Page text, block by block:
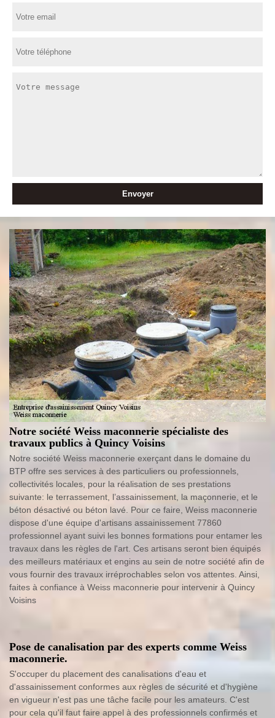
Notre société Weiss maconnerie spécialiste des
travaux publics à Quincy Voisins
Notre société Weiss maconnerie exerçant dans le domaine du
BTP offre ses services à des particuliers ou professionnels,
collectivités locales, pour la réalisation de ses prestations
suivante: le terrassement, l’assainissement, la maçonnerie, et le
béton désactivé ou béton lavé. Pour ce faire, Weiss maconnerie
dispose d'une équipe d'artisans assainissement 77860
professionnel ayant suivi les bonnes formations pour entamer les
travaux dans les règles de l'art. Ces artisans seront bien équipés
des meilleurs matériaux et engins au sein de notre société afin de
vous fournir des travaux irréprochables selon vos attentes. Ainsi,
faites à confiance à Weiss maconnerie pour intervenir à Quincy
Voisins
Pose de canalisation par des experts comme Weiss
maconnerie.
S'occuper du placement des canalisations d'eau et
d'assainissement conformes aux règles de sécurité et d'hygiène
en vigueur n'est pas une tâche facile pour les amateurs. C'est
pour cela qu'il faut faire appel à des professionnels confirmés et